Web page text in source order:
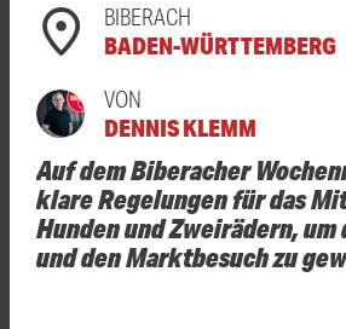
BIBERACH
BADEN-WÜRTTEMBERG
VON
DENNIS KLEMM
Auf dem Biberacher
klare Regelungen für das
Hunden und Zweirädern,
und den Marktbesuch zu